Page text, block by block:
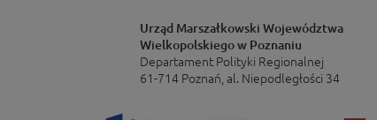
Urząd Marszałkowski Województwa
Wielkopolskiego w Poznaniu
Departament Polityki Regionalnej
61-714 Poznań, al. Niepodległości 34